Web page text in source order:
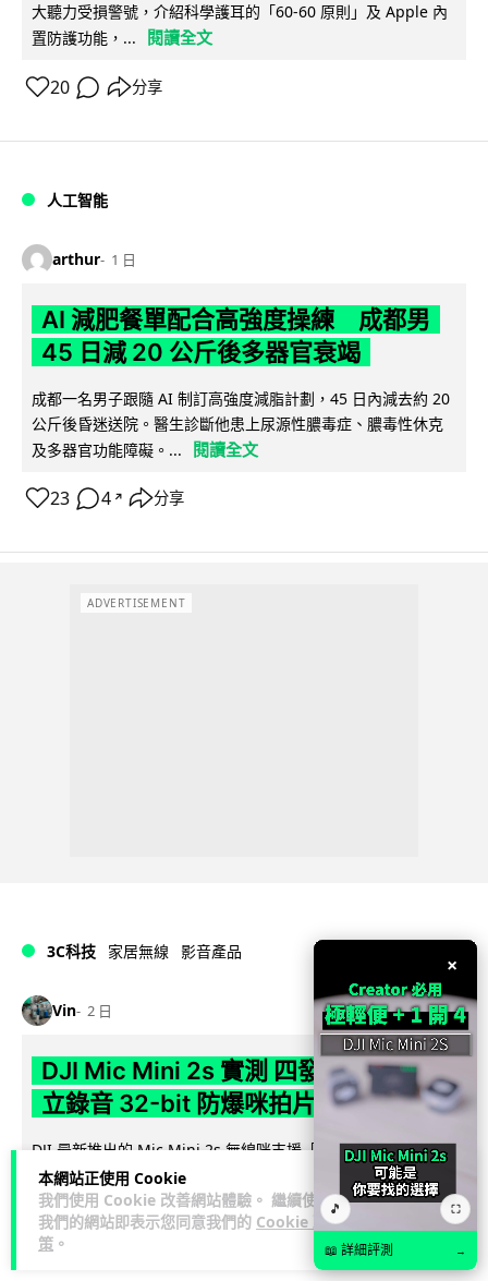
本網站正使用 Cookie
我們使用 Cookie 改善網站體驗。 繼續使用
我們的網站即表示您同意我們的 Cookie 政
策 。
大聽力受損警號，介紹科學護耳的「60-60 原則」及 Apple 內
置防護功能，...
閱讀全文
20 分享
人工智能
arthur 1 日
AI 減肥餐單配合高強度操練 成都男
45 日減 20 公斤後多器官衰竭
成都一名男子跟隨 AI 制訂高強度減脂計劃，45 日內減去約 20
公斤後昏迷送院。醫生診斷他患上尿源性膿毒症、膿毒性休克
及多器官功能障礙。...
閱讀全文
23 4 ↗ 分享
ADVERTISEMENT
3C科技 家居無線 影音產品
Vin 2 日
DJI Mic Mini 2s 實測 四發一收同步獨
立錄音 32-bit 防爆咪拍片必備
DJI 最新推出的 Mic Mini 2s 無線咪支援「四發一收」分軌錄
音，並首度下放 32-bit Float 浮點內錄功能。本文經實測其...
閱讀全文
251
×
🎵 ⛶
📖 詳細評測 →